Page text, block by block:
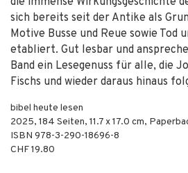
sich bereits seit der Antike als
Motive Busse und Reue sowie Tod
etabliert. Gut lesbar und
Band ein Lesegenuss für alle, die
Fischs und wieder daraus hinaus
bibel heute lesen
2025, 184 Seiten, 11.7 x 17.0 cm,
ISBN 978-3-290-18696-8
CHF 19.80